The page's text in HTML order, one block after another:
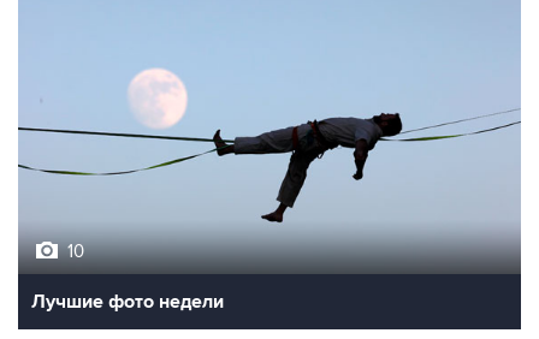
10
Лучшие фото недели